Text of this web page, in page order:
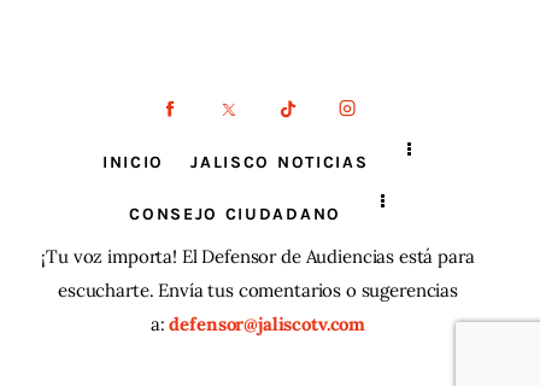
INICIO JALISCO NOTICIAS
CONSEJO CIUDADANO
¡Tu voz importa! El Defensor de Audiencias está para
escucharte. Envía tus comentarios o sugerencias
a:defensor@jaliscotv.com